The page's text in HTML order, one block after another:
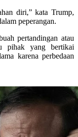
diri,” kata Trump,
peperangan.
pertandingan atau
pihak yang bertikai
karena perbedaan